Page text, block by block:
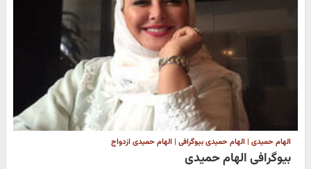
الهام حمیدی | الهام حمیدی بیوگرافی | الهام حمیدی ازدواج
بیوگرافی الهام حمیدی